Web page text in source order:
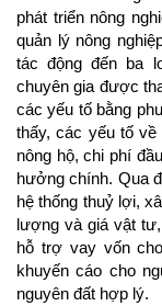
phát triển nông
quản lý nông
tác động đến ba
chuyên gia được
các yếu tố bằng
thấy, các yếu tố
nông hộ, chi phí
hưởng chính. Qua
hệ thống thuỷ lợi,
lượng và giá vật
hỗ trợ vay vốn
khuyến cáo cho
nguyên đất hợp lý.